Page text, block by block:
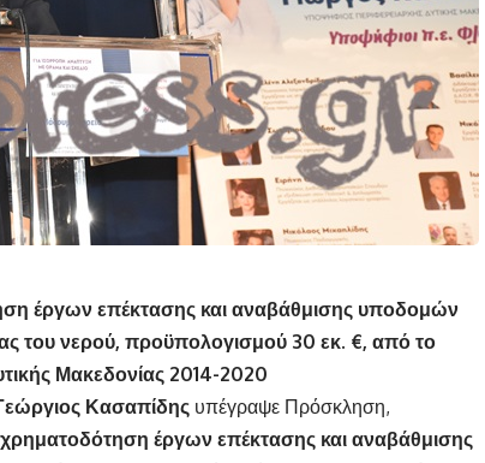
έργων επέκτασης και αναβάθμισης υποδομών
του νερού, προϋπολογισμού 30 εκ. €, από το
Μακεδονίας 2014-2020
Κασαπίδης υπέγραψε Πρόσκληση,
έργων επέκτασης και αναβάθμισης